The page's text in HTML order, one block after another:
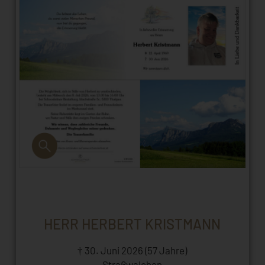
HERR HERBERT KRISTMANN
† 30. Juni 2026 (57 Jahre)